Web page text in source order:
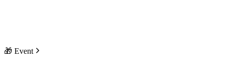
🎁 Event